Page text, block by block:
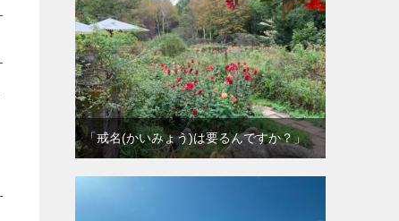
「戒名(かいみょう)は要るんですか？」